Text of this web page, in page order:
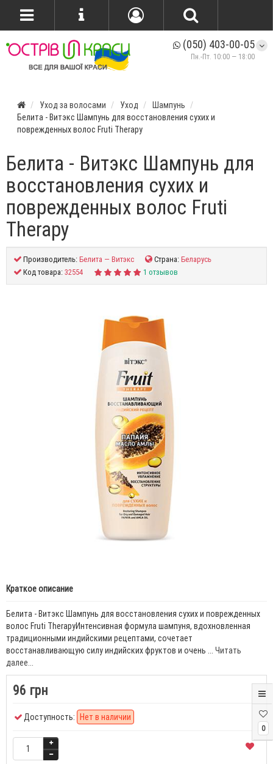
0
(050) 403-00-05
Пн.-Пт. 10:00 — 18:00
Уход за волосами Уход
Шампунь
Белита - Витэкс Шампунь для восстановления сухих и
поврежденных волос Fruti Therapy
Белита - Витэкс Шампунь для
восстановления сухих и
поврежденных волос Fruti
Therapy
Производитель:Белита — Витэкс Страна:Беларусь
Код товара:32554 1 отзывов
Краткое описание
Белита - Витэкс Шампунь для восстановления сухих и поврежденных
волос Fruti TherapyИнтенсивная формула шампуня, вдохновленная
традиционными индийскими рецептами, сочетает
восстанавливающую силу индийских фруктов и очень ... Читать
далее...
96 грн
Доступность: Нет в наличии